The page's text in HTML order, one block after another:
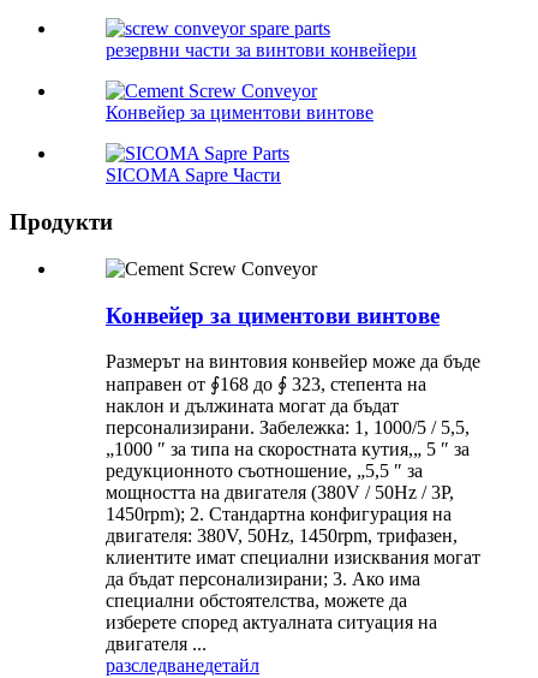
резервни части за винтови конвейери
Конвейер за циментови винтове
SICOMA Sapre Части
Продукти
Конвейер за циментови винтове
Размерът на винтовия конвейер може да бъде
направен от ∮168 до ∮ 323, степента на
наклон и дължината могат да бъдат
персонализирани. Забележка: 1, 1000/5 / 5,5,
„1000 ″ за типа на скоростната кутия,„ 5 ″ за
редукционното съотношение, „5,5 ″ за
мощността на двигателя (380V / 50Hz / 3P,
1450rpm); 2. Стандартна конфигурация на
двигателя: 380V, 50Hz, 1450rpm, трифазен,
клиентите имат специални изисквания могат
да бъдат персонализирани; 3. Ако има
специални обстоятелства, можете да
изберете според актуалната ситуация на
двигателя ...
разследванедетайл